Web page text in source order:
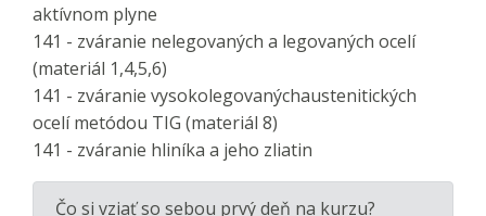
aktívnom plyne
141 - zváranie nelegovaných a legovaných ocelí
(materiál 1,4,5,6)
141 - zváranie vysokolegovanýchaustenitických
ocelí metódou TIG (materiál 8)
141 - zváranie hliníka a jeho zliatin
Čo si vziať so sebou prvý deň na kurzu?